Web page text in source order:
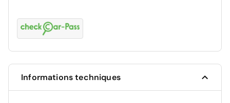
Informations techniques